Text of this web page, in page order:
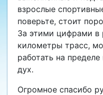
взрослые
поверьте, стоит
За этими цифрами
километры трасс,
работать на
дух.
Огромное спасибо